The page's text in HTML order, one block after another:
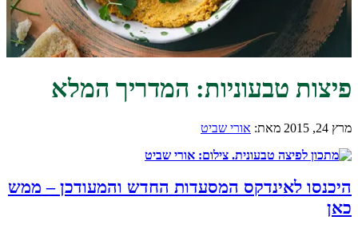
פיצות טבעוניות: המדריך המלא
מרץ 24, 2015 מאת: אורי שביט
היכנסו לאינדקס המסעדות החדש והמעודכן – ממש
כאן